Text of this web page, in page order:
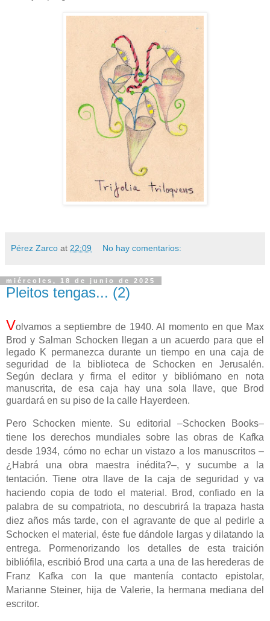
Pérez Zarco at 22:09 No hay comentarios:
miércoles, 18 de junio de 2025
Pleitos tengas... (2)
Volvamos a septiembre de 1940. Al momento en que Max
Brod y Salman Schocken llegan a un acuerdo para que el
legado K permanezca durante un tiempo en una caja de
seguridad de la biblioteca de Schocken en Jerusalén.
Según declara y firma el editor y bibliómano en nota
manuscrita, de esa caja hay una sola llave, que Brod
guardará en su piso de la calle Hayerdeen.
Pero Schocken miente. Su editorial –Schocken Books–
tiene los derechos mundiales sobre las obras de Kafka
desde 1934, cómo no echar un vistazo a los manuscritos –
¿Habrá una obra maestra inédita?–, y sucumbe a la
tentación. Tiene otra llave de la caja de seguridad y va
haciendo copia de todo el material. Brod, confiado en la
palabra de su compatriota, no descubrirá la trapaza hasta
diez años más tarde, con el agravante de que al pedirle a
Schocken el material, éste fue dándole largas y dilatando la
entrega. Pormenorizando los detalles de esta traición
bibliófila, escribió Brod una carta a una de las herederas de
Franz Kafka con la que mantenía contacto epistolar,
Marianne Steiner, hija de Valerie, la hermana mediana del
escritor.